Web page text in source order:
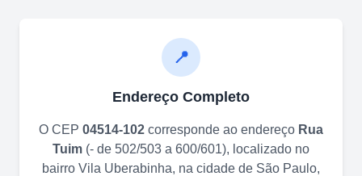
📍
Endereço Completo
O CEP 04514-102 corresponde ao endereço Rua
Tuim (- de 502/503 a 600/601), localizado no
bairro Vila Uberabinha, na cidade de São Paulo,